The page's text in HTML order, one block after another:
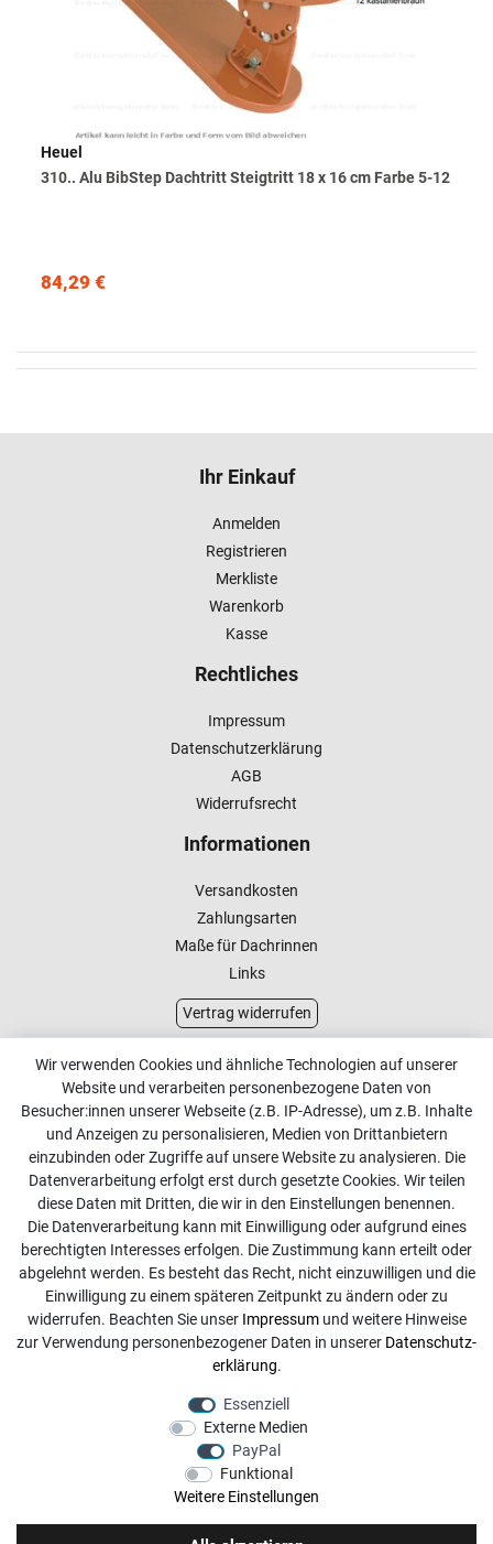
Heuel
310.. Alu BibStep Dachtritt Steigtritt 18 x 16 cm Farbe 5-12
84,29 €
Ihr Einkauf
Anmelden
Registrieren
Merkliste
Warenkorb
Kasse
Rechtliches
Impressum
Datenschutzerklärung
AGB
Widerrufsrecht
Informationen
Versandkosten
Zahlungsarten
Maße für Dachrinnen
Links
Vertrag widerrufen
Kundenservice
Kontakt
Online Retourenservice
Kontakt
info@dachdecker-shop.de
+49 3501 507295
Montag - Freitag, 08:00 - 16:00
Anrufe aus dem dt. Festnetz zum Ortstarif, Preise aus dem
Mobilfunknetz ggf. abweichend (abhängig vom Provider).
Wir verwenden Cookies und ähnliche Technologien auf unserer
Website und verarbeiten personenbezogene Daten von
Besucher:innen unserer Webseite (z.B. IP-Adresse), um z.B. Inhalte
und Anzeigen zu personalisieren, Medien von Drittanbietern
einzubinden oder Zugriffe auf unsere Website zu analysieren. Die
Datenverarbeitung erfolgt erst durch gesetzte Cookies. Wir teilen
diese Daten mit Dritten, die wir in den Einstellungen benennen.
Die Datenverarbeitung kann mit Einwilligung oder aufgrund eines
berechtigten Interesses erfolgen. Die Zustimmung kann erteilt oder
abgelehnt werden. Es besteht das Recht, nicht einzuwilligen und die
Einwilligung zu einem späteren Zeitpunkt zu ändern oder zu
widerrufen. Beachten Sie unser Impressumund weitere Hinweise
zur Verwendung personenbezogener Daten in unserer Daten­schutz­
erklärung.
Essenziell
Externe Medien
PayPal
Funktional
Weitere Einstellungen